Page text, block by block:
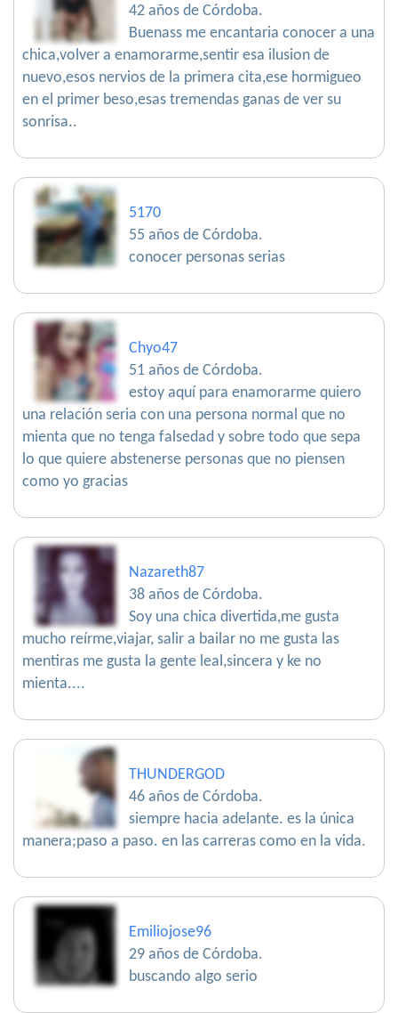
42 años de Córdoba.
Buenass me encantaria conocer a una
chica,volver a enamorarme,sentir esa ilusion de
nuevo,esos nervios de la primera cita,ese hormigueo
en el primer beso,esas tremendas ganas de ver su
sonrisa..
5170
55 años de Córdoba.
conocer personas serias
Chyo47
51 años de Córdoba.
estoy aquí para enamorarme quiero
una relación seria con una persona normal que no
mienta que no tenga falsedad y sobre todo que sepa
lo que quiere abstenerse personas que no piensen
como yo gracias
Nazareth87
38 años de Córdoba.
Soy una chica divertida,me gusta
mucho reírme,viajar, salir a bailar no me gusta las
mentiras me gusta la gente leal,sincera y ke no
mienta....
THUNDERGOD
46 años de Córdoba.
siempre hacia adelante. es la única
manera;paso a paso. en las carreras como en la vida.
Emiliojose96
29 años de Córdoba.
buscando algo serio